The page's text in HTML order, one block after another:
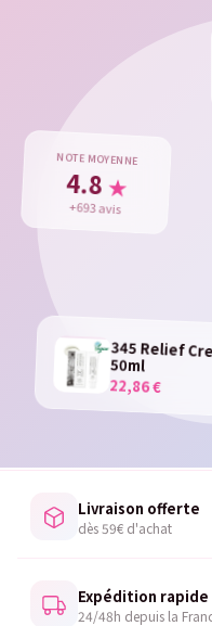
345 Relief
50ml
22,86 €
NOTE MOYENNE
4.8 ★
+693 avis
Livraison offerte
dès 59€ d'achat
Expédition rapide
24/48h depuis la